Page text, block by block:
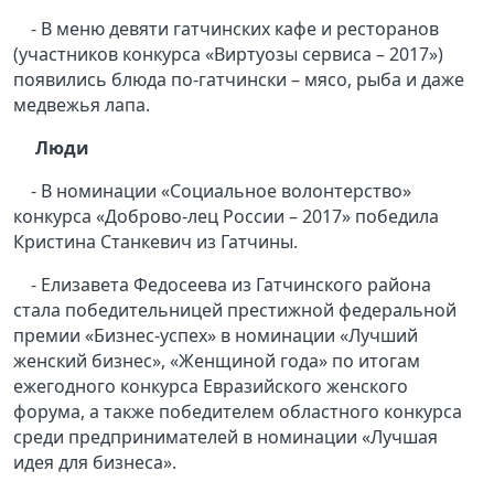
- В меню девяти гатчинских кафе и ресторанов
(участников конкурса «Виртуозы сервиса – 2017»)
появились блюда по-гатчински – мясо, рыба и даже
медвежья лапа.
Люди
- В номинации «Социальное волонтерство»
конкурса «Доброво-лец России – 2017» победила
Кристина Станкевич из Гатчины.
- Елизавета Федосеева из Гатчинского района
стала победительницей престижной федеральной
премии «Бизнес-успех» в номинации «Лучший
женский бизнес», «Женщиной года» по итогам
ежегодного конкурса Евразийского женского
форума, а также победителем областного конкурса
среди предпринимателей в номинации «Лучшая
идея для бизнеса».